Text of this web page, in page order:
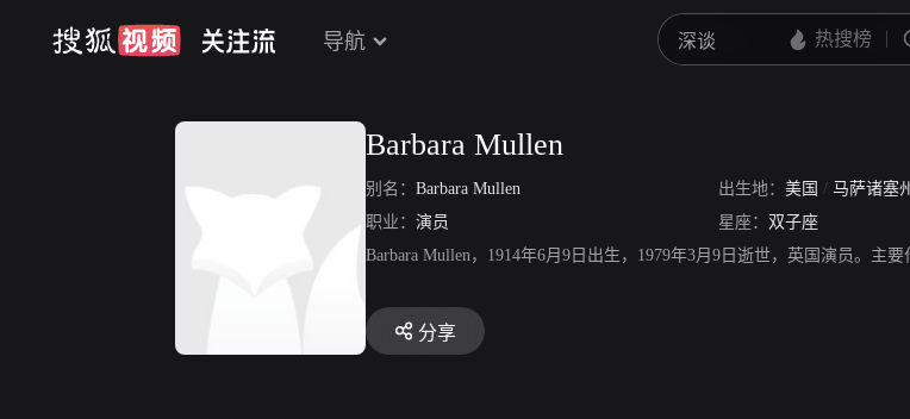
导航
Barbara Mullen
别名： Barbara Mullen 出生地： 美国 / 马萨诸塞
职业： 演员 星座： 双子座
Barbara Mullen，1914年6月9日出生，1979年3月9日逝世，英国演员。主
分享